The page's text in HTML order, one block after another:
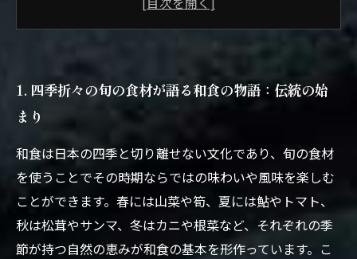
3. 季節の素材とフレンチ、イタリアンの絶妙な
4. 伝統と革新が織りなす新たな和食スタイルが
食卓に花を添える
5. 創作和食の魅力を極めて：旬の食材と洋の調
味料が生み出す未来
6. 旬の食材を活かす和食の美学と洋の要素融合
の可能性
7. 創作和食で彩る日々の食卓：伝統と革新のハ
ーモニーを楽しむ
1. 四季折々の旬の食材が語る和食の物語：伝統の始
まり
和食は日本の四季と切り離せない文化であり、旬の食材
を使うことでその時期ならではの味わいや風味を楽しむ
ことができます。春には山菜や筍、夏には鮎やトマト、
秋は松茸やサンマ、冬はカニや根菜など、それぞれの季
節が持つ自然の恵みが和食の基本を形作っています。こ